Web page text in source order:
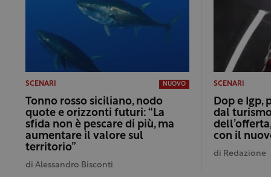
SCENARI NUOVO
Tonno rosso siciliano, nodo
quote e orizzonti futuri: “La
sfida non è pescare di più, ma
aumentare il valore sul
territorio”
di Alessandro Bisconti
SCENARI
Dop e Igp,
dal
con il
di Redazione